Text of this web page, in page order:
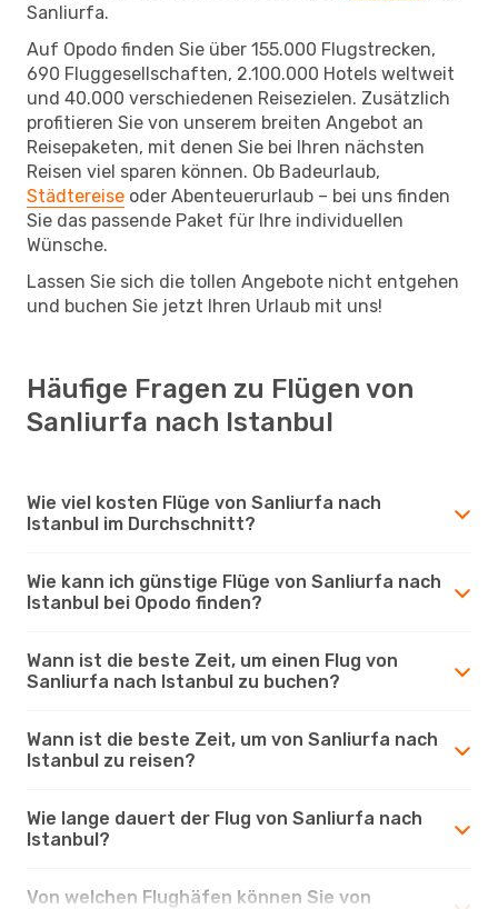
Sanliurfa.
Auf Opodo finden Sie über 155.000 Flugstrecken,
690 Fluggesellschaften, 2.100.000 Hotels weltweit
und 40.000 verschiedenen Reisezielen. Zusätzlich
profitieren Sie von unserem breiten Angebot an
Reisepaketen, mit denen Sie bei Ihren nächsten
Reisen viel sparen können. Ob Badeurlaub,
Städtereise oder Abenteuerurlaub – bei uns finden
Sie das passende Paket für Ihre individuellen
Wünsche.
Lassen Sie sich die tollen Angebote nicht entgehen
und buchen Sie jetzt Ihren Urlaub mit uns!
Häufige Fragen zu Flügen von
Sanliurfa nach Istanbul
Wie viel kosten Flüge von Sanliurfa nach
Istanbul im Durchschnitt?
Wie kann ich günstige Flüge von Sanliurfa nach
Istanbul bei Opodo finden?
Wann ist die beste Zeit, um einen Flug von
Sanliurfa nach Istanbul zu buchen?
Wann ist die beste Zeit, um von Sanliurfa nach
Istanbul zu reisen?
Wie lange dauert der Flug von Sanliurfa nach
Istanbul?
Von welchen Flughäfen können Sie von